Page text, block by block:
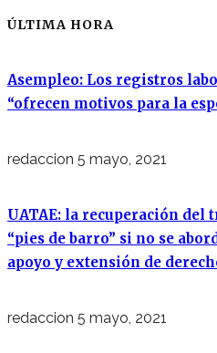
ÚLTIMA HORA
Asempleo: Los registros
“ofrecen motivos para la
redaccion 5 mayo, 2021
UATAE: la recuperación del
“pies de barro” si no se
apoyo y extensión de
redaccion 5 mayo, 2021